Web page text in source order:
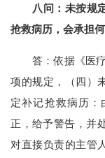
八问：未按规
抢救病历，会承担
答：依据《医疗
项的规定，（四）
定补记抢救病历：
正，给予警告，并
对直接负责的主管